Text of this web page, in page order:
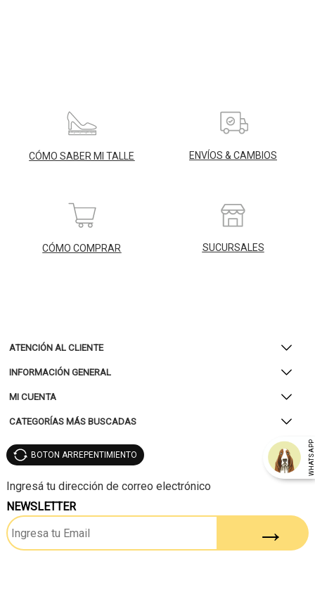
CÓMO SABER MI TALLE ENVÍOS & CAMBIOS
CÓMO COMPRAR SUCURSALES
ATENCIÓN AL CLIENTE
INFORMACIÓN GENERAL
MI CUENTA
CATEGORÍAS MÁS BUSCADAS
WHATSAPP
BOTON ARREPENTIMIENTO
NEWSLETTER